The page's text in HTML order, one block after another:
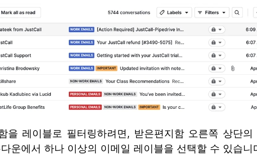
을 레이블로 필터링하려면, 받은편지함 오른쪽 상단의
운에서 하나 이상의 이메일 레이블을 선택할 수 있습니